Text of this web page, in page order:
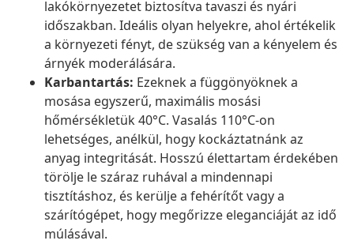
lakókörnyezetet biztosítva tavaszi és nyári
időszakban. Ideális olyan helyekre, ahol értékelik
a környezeti fényt, de szükség van a kényelem és
árnyék moderálására.
Karbantartás: Ezeknek a függönyöknek a
mosása egyszerű, maximális mosási
hőmérsékletük 40°C. Vasalás 110°C-on
lehetséges, anélkül, hogy kockáztatnánk az
anyag integritását. Hosszú élettartam érdekében
törölje le száraz ruhával a mindennapi
tisztításhoz, és kerülje a fehérítőt vagy a
szárítógépet, hogy megőrizze eleganciáját az idő
múlásával.